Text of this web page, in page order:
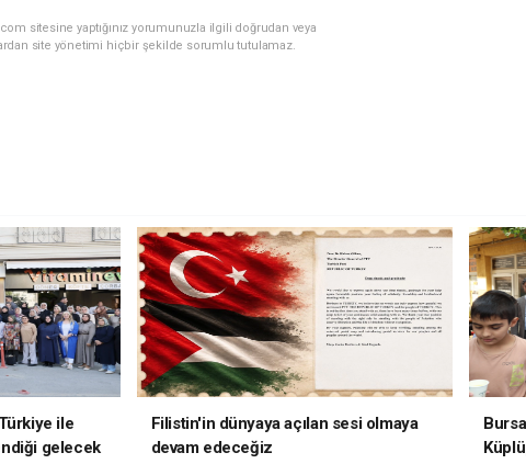
sitesine yaptığınız yorumunuzla ilgili doğrudan veya
site yönetimi hiçbir şekilde sorumlu tutulamaz.
ile
gelecek
Filistin'in dünyaya açılan sesi olmaya
devam edeceğiz